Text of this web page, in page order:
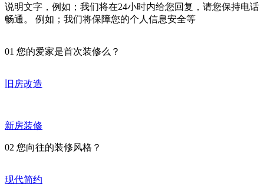
说明文字，例如；我们将在24小时内给您回复，请您保持电话
畅通。 例如；我们将保障您的个人信息安全等
01 您的爱家是首次装修么？
旧房改造
新房装修
02 您向往的装修风格？
现代简约